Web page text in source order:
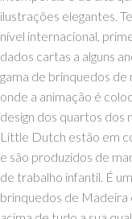
ilustrações elegantes.
nível internacional,
dados cartas a alguns
gama de brinquedos
onde a animação é
design dos quartos dos
Little Dutch estão em
e são produzidos de
de trabalho infantil. É
brinquedos de Madeira